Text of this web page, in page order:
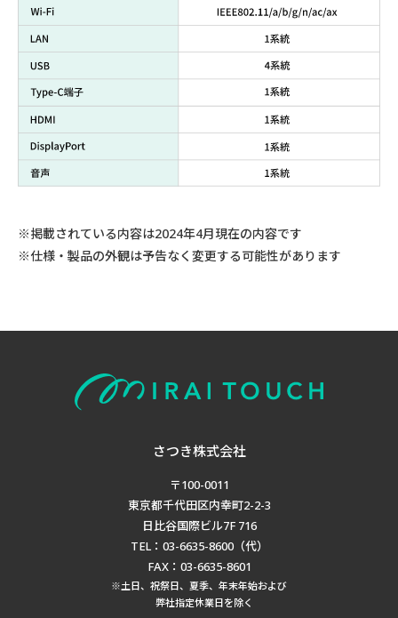
※掲載されている内容は2024年4月現在の内容です
※仕様・製品の外観は予告なく変更する可能性があります
さつき株式会社
〒100-0011
東京都千代田区内幸町2-2-3
日比谷国際ビル7F 716
TEL：03-6635-8600（代）
FAX：03-6635-8601
※土日、祝祭日、夏季、年末年始および
弊社指定休業日を除く